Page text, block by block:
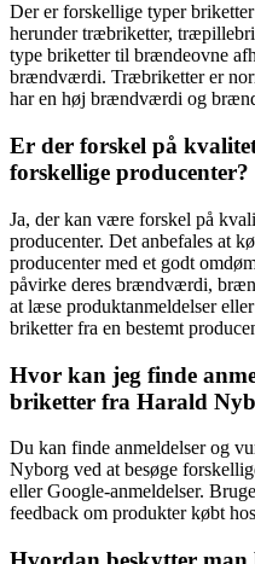
Der er forskellige typer
herunder træbriketter,
type briketter til brændeovne
brændværdi. Træbriketter er
har en høj brændværdi og
Er der forskel på
forskellige producenter?
Ja, der kan være forskel på
producenter. Det anbefales at
producenter med et godt
påvirke deres brændværdi,
at læse produktanmeldelser
briketter fra en bestemt
Hvor kan jeg finde
briketter fra Harald
Du kan finde anmeldelser og
Nyborg ved at besøge
eller Google-anmeldelser.
feedback om produkter købt